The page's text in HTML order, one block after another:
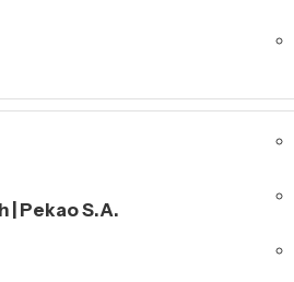
| Pekao S.A.